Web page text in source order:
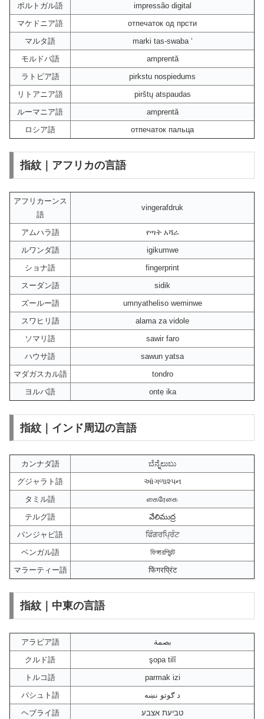
ポルトガル語
impressão digital
マケドニア語
отпечаток од прсти
マルタ語
marki tas-swaba ‘
モルドバ語
amprentă
ラトビア語
pirkstu nospiedums
リトアニア語
pirštų atspaudas
ルーマニア語
amprentă
ロシア語
отпечаток пальца
指紋｜アフリカの言語
アフリカーンス
語
vingerafdruk
アムハラ語
የጣት አሻራ
ルワンダ語
igikumwe
ショナ語
fingerprint
スーダン語
sidik
ズールー語
umnyatheliso weminwe
スワヒリ語
alama za vidole
ソマリ語
sawir faro
ハウサ語
sawun yatsa
マダガスカル語
tondro
ヨルバ語
ontẹ ika
指紋｜インド周辺の言語
カンナダ語
ಬೆನ್ನೆಲುಬು
グジャラト語
આંગળાશ્પન
タミル語
கைரேகை
テルグ語
వేలిముద్ర
パンジャビ語
ਫਿੰਗਰਪ੍ਰਿੰਟ
ベンガル語
ফিঙ্গারপ্রিন্ট
マラーティー語
फिंगरप्रिंट
指紋｜中東の言語
アラビア語
بصمة
クルド語
şopa tilî
トルコ語
parmak izi
パシュト語
د ګوتو نښه
ヘブライ語
טביעת אצבע